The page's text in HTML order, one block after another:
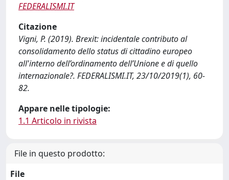
FEDERALISMI.IT
Citazione
Vigni, P. (2019). Brexit: incidentale contributo al
consolidamento dello status di cittadino europeo
all'interno dell’ordinamento dell’Unione e di quello
internazionale?. FEDERALISMI.IT, 23/10/2019(1), 60-
82.
Appare nelle tipologie:
1.1 Articolo in rivista
File in questo prodotto:
File